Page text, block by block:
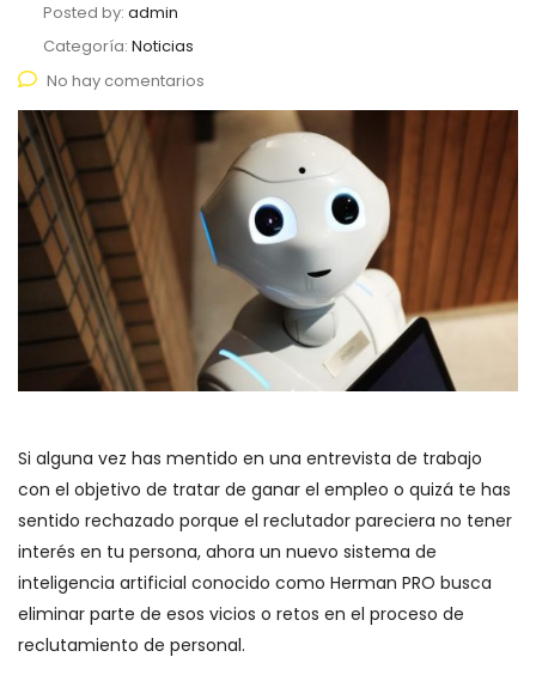
Posted by: admin
Categoría: Noticias
No hay comentarios
Si alguna vez has mentido en una entrevista de trabajo
con el objetivo de tratar de ganar el empleo o quizá te has
sentido rechazado porque el reclutador pareciera no tener
interés en tu persona, ahora un nuevo sistema de
inteligencia artificial conocido como Herman PRO busca
eliminar parte de esos vicios o retos en el proceso de
reclutamiento de personal.